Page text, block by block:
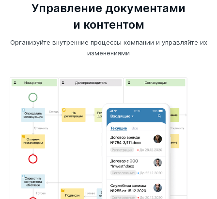
Управление документами
и контентом
Организуйте внутренние процессы компании и управляйте их
изменениями